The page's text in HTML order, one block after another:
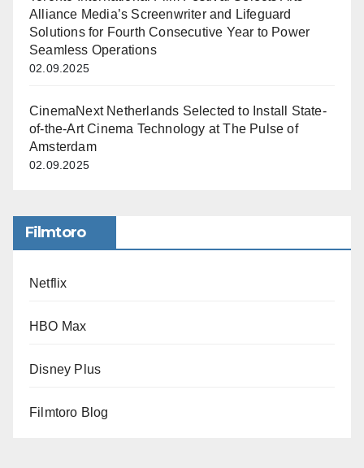
Alliance Media’s Screenwriter and Lifeguard
Solutions for Fourth Consecutive Year to Power
Seamless Operations
02.09.2025
CinemaNext Netherlands Selected to Install State-
of-the-Art Cinema Technology at The Pulse of
Amsterdam
02.09.2025
Filmtoro
Netflix
HBO Max
Disney Plus
Filmtoro Blog